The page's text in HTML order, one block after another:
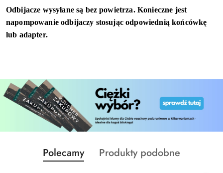
Odbijacze wysyłane są bez powietrza. Konieczne jest
napompowanie odbijaczy stosując odpowiednią końcówkę
lub adapter.
Pomiń karuzelę produktów
Produkty
o
Polecamy
Produkty
Produkty podobne